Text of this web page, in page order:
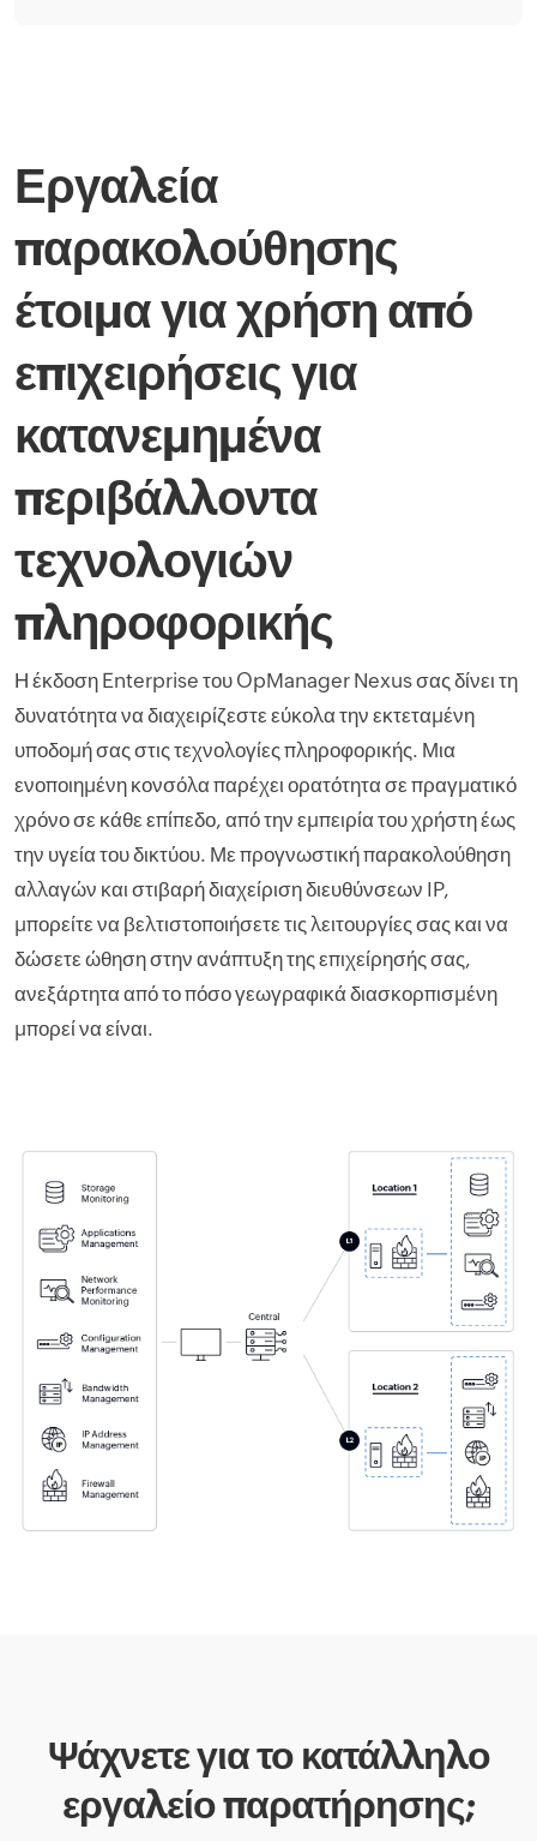
Εργαλεία
παρακολούθησης
έτοιμα για χρήση από
επιχειρήσεις για
κατανεμημένα
περιβάλλοντα
τεχνολογιών
πληροφορικής
Η έκδοση Enterprise του OpManager Nexus σας δίνει τη
δυνατότητα να διαχειρίζεστε εύκολα την εκτεταμένη
υποδομή σας στις τεχνολογίες πληροφορικής. Μια
ενοποιημένη κονσόλα παρέχει ορατότητα σε πραγματικό
χρόνο σε κάθε επίπεδο, από την εμπειρία του χρήστη έως
την υγεία του δικτύου. Με προγνωστική παρακολούθηση
αλλαγών και στιβαρή διαχείριση διευθύνσεων IP,
μπορείτε να βελτιστοποιήσετε τις λειτουργίες σας και να
δώσετε ώθηση στην ανάπτυξη της επιχείρησής σας,
ανεξάρτητα από το πόσο γεωγραφικά διασκορπισμένη
μπορεί να είναι.
Ψάχνετε για το κατάλληλο
εργαλείο παρατήρησης;